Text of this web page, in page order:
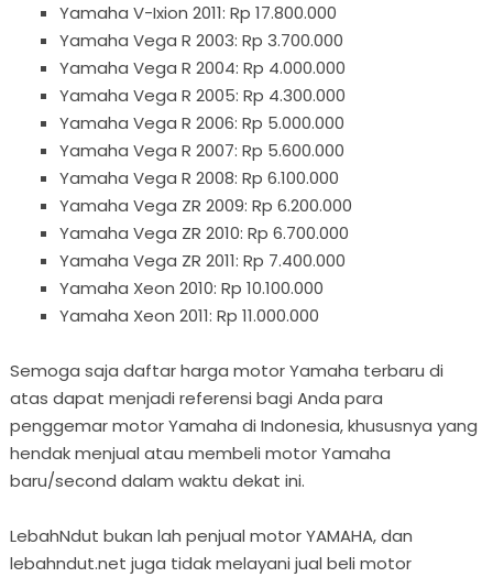
Yamaha V-Ixion 2011: Rp 17.800.000
Yamaha Vega R 2003: Rp 3.700.000
Yamaha Vega R 2004: Rp 4.000.000
Yamaha Vega R 2005: Rp 4.300.000
Yamaha Vega R 2006: Rp 5.000.000
Yamaha Vega R 2007: Rp 5.600.000
Yamaha Vega R 2008: Rp 6.100.000
Yamaha Vega ZR 2009: Rp 6.200.000
Yamaha Vega ZR 2010: Rp 6.700.000
Yamaha Vega ZR 2011: Rp 7.400.000
Yamaha Xeon 2010: Rp 10.100.000
Yamaha Xeon 2011: Rp 11.000.000
Semoga saja daftar harga motor Yamaha terbaru di
atas dapat menjadi referensi bagi Anda para
penggemar motor Yamaha di Indonesia, khususnya yang
hendak menjual atau membeli motor Yamaha
baru/second dalam waktu dekat ini.
LebahNdut bukan lah penjual motor YAMAHA, dan
lebahndut.net juga tidak melayani jual beli motor